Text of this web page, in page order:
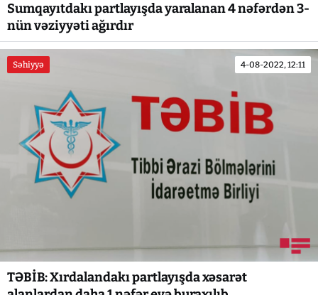
Sumqayıtdakı partlayışda yaralanan 4 nəfərdən 3-
nün vəziyyəti ağırdır
Səhiyyə 4-08-2022, 12:11
TƏBİB: Xırdalandakı partlayışda xəsarət